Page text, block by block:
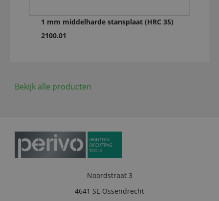
1 mm middelharde stansplaat (HRC 35)
2100.01
Bekijk alle producten
Noordstraat 3
4641 SE Ossendrecht